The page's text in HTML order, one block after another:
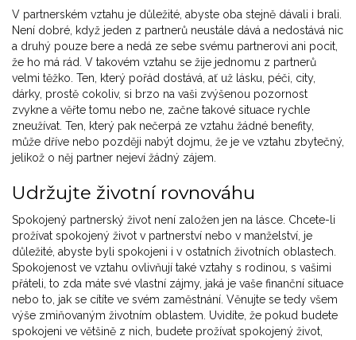
V partnerském vztahu je důležité, abyste oba stejně dávali i brali.
Není dobré, když jeden z partnerů neustále dává a nedostává nic
a druhý pouze bere a nedá ze sebe svému partnerovi ani pocit,
že ho má rád. V takovém vztahu se žije jednomu z partnerů
velmi těžko. Ten, který pořád dostává, ať už lásku, péči, city,
dárky, prostě cokoliv, si brzo na vaši zvýšenou pozornost
zvykne a věřte tomu nebo ne, začne takové situace rychle
zneužívat. Ten, který pak nečerpá ze vztahu žádné benefity,
může dříve nebo později nabýt dojmu, že je ve vztahu zbytečný,
jelikož o něj partner nejeví žádný zájem.
Udržujte životní rovnováhu
Spokojený partnerský život není založen jen na lásce. Chcete-li
prožívat spokojený život v partnerství nebo v manželství, je
důležité, abyste byli spokojeni i v ostatních životních oblastech.
Spokojenost ve vztahu ovlivňují také vztahy s rodinou, s vašimi
přáteli, to zda máte své vlastní zájmy, jaká je vaše finanční situace
nebo to, jak se cítíte ve svém zaměstnání. Věnujte se tedy všem
výše zmiňovaným životním oblastem. Uvidíte, že pokud budete
spokojeni ve většině z nich, budete prožívat spokojený život,